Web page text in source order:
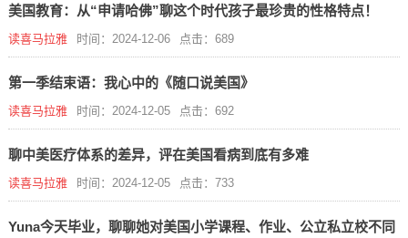
美国教育：从“申请哈佛”聊这个时代孩子最珍贵的性格特点！
读喜马拉雅 时间：2024-12-06 点击：689
第一季结束语：我心中的《随口说美国》
读喜马拉雅 时间：2024-12-05 点击：692
聊中美医疗体系的差异，评在美国看病到底有多难
读喜马拉雅 时间：2024-12-05 点击：733
Yuna今天毕业，聊聊她对美国小学课程、作业、公立私立校不同